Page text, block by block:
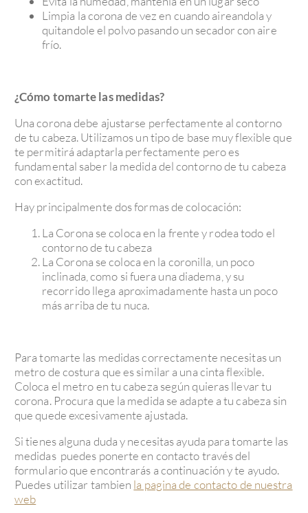
Limpia la corona de vez en cuando aireandola y
quitandole el polvo pasando un secador con aire
frío.
¿Cómo tomarte las medidas?
Una corona debe ajustarse perfectamente al contorno
de tu cabeza. Utilizamos un tipo de base muy flexible que
te permitirá adaptarla perfectamente pero es
fundamental saber la medida del contorno de tu cabeza
con exactitud.
Hay principalmente dos formas de colocación:
La Corona se coloca en la frente y rodea todo el
contorno de tu cabeza
La Corona se coloca en la coronilla, un poco
inclinada, como si fuera una diadema, y su
recorrido llega aproximadamente hasta un poco
más arriba de tu nuca.
Para tomarte las medidas correctamente necesitas un
metro de costura que es similar a una cinta flexible.
Coloca el metro en tu cabeza según quieras llevar tu
corona. Procura que la medida se adapte a tu cabeza sin
que quede excesivamente ajustada.
Si tienes alguna duda y necesitas ayuda para tomarte las
medidas puedes ponerte en contacto través del
formulario que encontrarás a continuación y te ayudo.
Puedes utilizar tambien la pagina de contacto de nuestra
web